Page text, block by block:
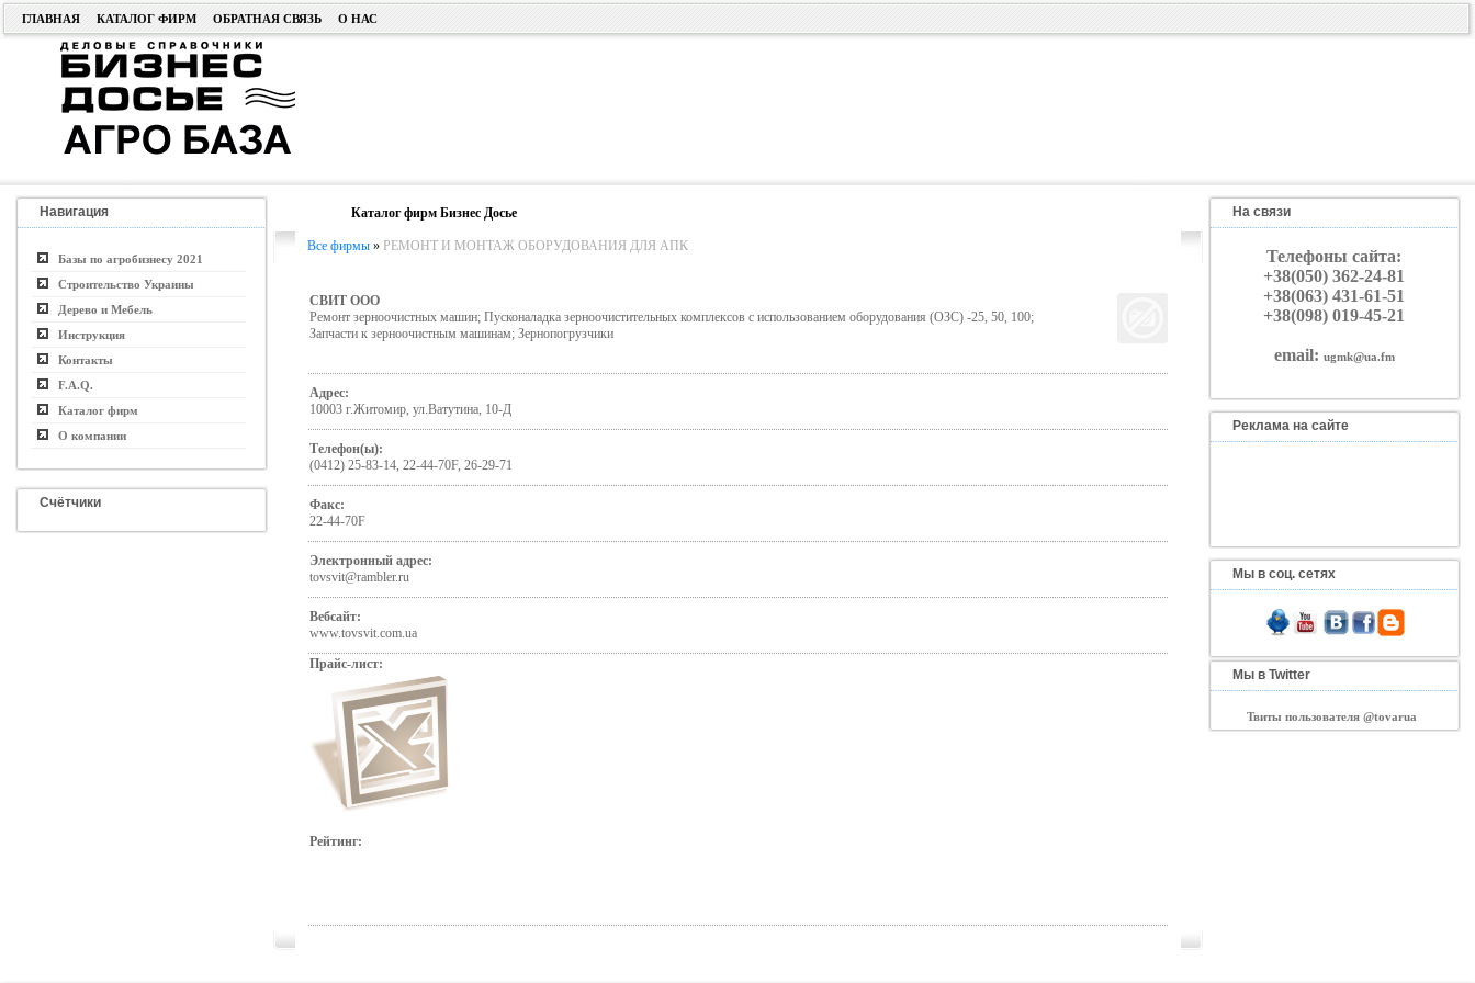
ГЛАВНАЯ КАТАЛОГ ФИРМ ОБРАТНАЯ СВЯЗЬ О НАС
Навигация
Базы по агробизнесу 2021
Строительство Украины
Дерево и Мебель
Инструкция
Контакты
F.A.Q.
Каталог фирм
О компании
Счётчики
Каталог фирм Бизнес Досье
Все фирмы» РЕМОНТ И МОНТАЖ ОБОРУДОВАНИЯ ДЛЯ АПК
СВИТ ООО
Ремонт зерноочистных машин; Пусконаладка зерноочистительных комплексов с использованием оборудования (ОЗС) -25, 50, 100;
Запчасти к зерноочистным машинам; Зернопогрузчики
Адрес:
10003 г.Житомир, ул.Ватутина, 10-Д
Телефон(ы):
(0412) 25-83-14, 22-44-70F, 26-29-71
Факс:
22-44-70F
Электронный адрес:
tovsvit@rambler.ru
Вебсайт:
www.tovsvit.com.ua
Прайс-лист:
Рейтинг:
На связи
Телефоны сайта:
+38(050) 362-24-81
+38(063) 431-61-51
+38(098) 019-45-21
email: ugmk@ua.fm
Реклама на сайте
Мы в соц. сетях
Мы в Twitter
Твиты пользователя @tovarua